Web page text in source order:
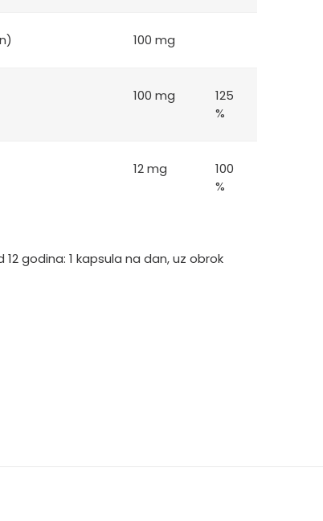
100 mg
100 mg
125
%
12 mg
100
%
godina: 1 kapsula na dan, uz obrok